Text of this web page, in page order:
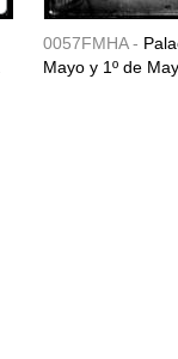
0057FMHA -
Mayo y 1º de